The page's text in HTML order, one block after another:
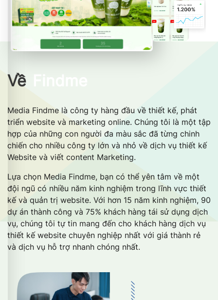
Về
Media Findme là công ty hàng đầu về thiết kế, phát
triển website và marketing online. Chúng tôi là một tập
hợp của những con người đa màu sắc đã từng chinh
chiến cho nhiều công ty lớn và nhỏ về dịch vụ thiết kế
Website và viết content Marketing.
Lựa chọn Media Findme, bạn có thể yên tâm về một
đội ngũ có nhiều năm kinh nghiệm trong lĩnh vực thiết
kế và quản trị website. Với hơn 15 năm kinh nghiệm, 90
dự án thành công và 75% khách hàng tái sử dụng dịch
vụ, chúng tôi tự tin mang đến cho khách hàng dịch vụ
thiết kế website chuyên nghiệp nhất với giá thành rẻ
và dịch vụ hỗ trợ nhanh chóng nhất.